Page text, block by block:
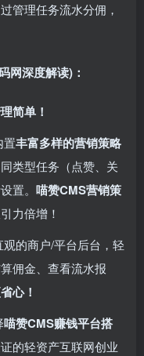
管理任务流水分佣，
网深度解读)：​
简单！​
置丰富多样的营销策略
类型任务（点赞、关
置。​ 喵赞CMS营销策
力倍增！
观的商户/平台后台，轻
佣金、查看流水报
心！​
喵赞CMS赚钱平台搭
的轻资产互联网创业